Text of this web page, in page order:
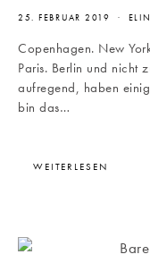
25. FEBRUAR 2019
Copenhagen. New
Paris. Berlin und nicht
aufregend, haben
bin das…
WEITERLESEN